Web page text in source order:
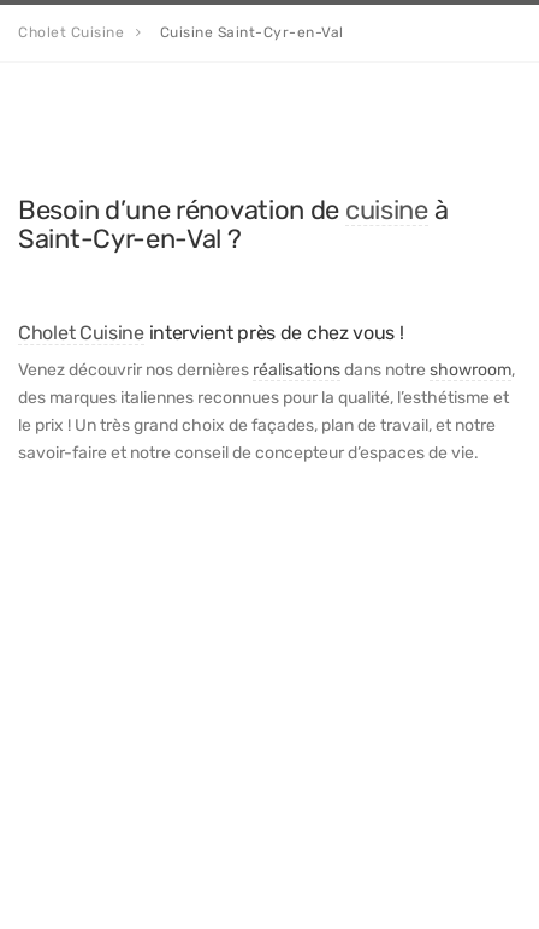
Cholet Cuisine Cuisine Saint-Cyr-en-Val
Besoin d’une rénovation de cuisineà
Saint-Cyr-en-Val ?
Cholet Cuisineintervient près de chez vous !
Venez découvrir nos dernières réalisationsdans notre showroom,
des marques italiennes reconnues pour la qualité, l’esthétisme et
le prix ! Un très grand choix de façades, plan de travail, et notre
savoir-faire et notre conseil de concepteur d’espaces de vie.